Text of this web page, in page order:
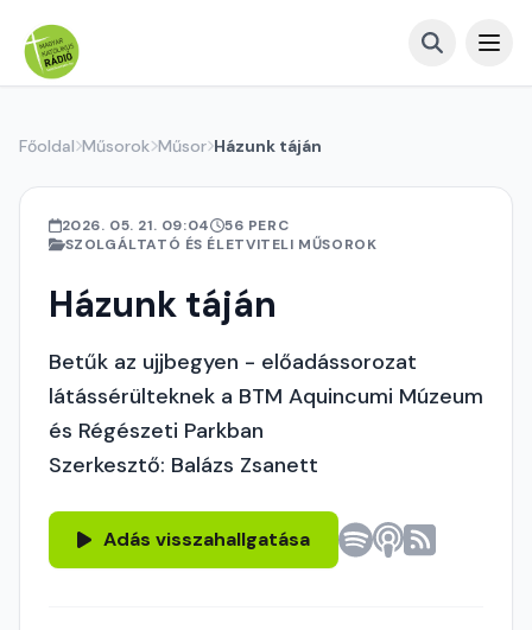
Főoldal Műsorok Műsor Házunk táján
2026. 05. 21. 09:04
56 PERC
SZOLGÁLTATÓ ÉS ÉLETVITELI MŰSOROK
Házunk táján
Betűk az ujjbegyen - előadássorozat
látássérülteknek a BTM Aquincumi Múzeum
és Régészeti Parkban
Szerkesztő: Balázs Zsanett
Adás visszahallgatása